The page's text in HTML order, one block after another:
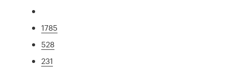
1785
528
231